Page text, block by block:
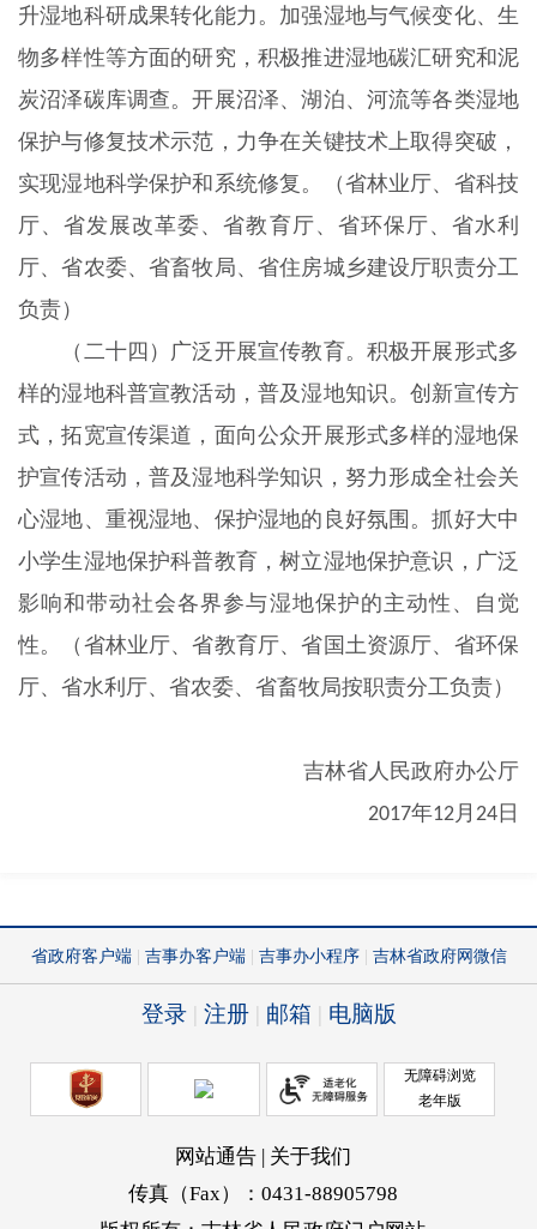
升湿地科研成果转化能力。加强湿地与气候变化、生
物多样性等方面的研究，积极推进湿地碳汇研究和泥
炭沼泽碳库调查。开展沼泽、湖泊、河流等各类湿地
保护与修复技术示范，力争在关键技术上取得突破，
实现湿地科学保护和系统修复。（省林业厅、省科技
厅、省发展改革委、省教育厅、省环保厅、省水利
厅、省农委、省畜牧局、省住房城乡建设厅职责分工
负责）
（二十四）广泛开展宣传教育。积极开展形式多
样的湿地科普宣教活动，普及湿地知识。创新宣传方
式，拓宽宣传渠道，面向公众开展形式多样的湿地保
护宣传活动，普及湿地科学知识，努力形成全社会关
心湿地、重视湿地、保护湿地的良好氛围。抓好大中
小学生湿地保护科普教育，树立湿地保护意识，广泛
影响和带动社会各界参与湿地保护的主动性、自觉
性。（省林业厅、省教育厅、省国土资源厅、省环保
厅、省水利厅、省农委、省畜牧局按职责分工负责）
吉林省人民政府办公厅
2017年12 月 24日